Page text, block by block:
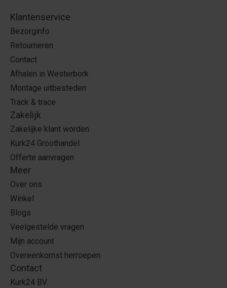
Klantenservice
Bezorginfo
Retourneren
Contact
Afhalen in Westerbork
Montage uitbesteden
Track & trace
Zakelijk
Zakelijke klant worden
Kurk24 Groothandel
Offerte aanvragen
Meer
Over ons
Winkel
Blogs
Veelgestelde vragen
Mijn account
Overeenkomst herroepen
Contact
Kurk24 BV